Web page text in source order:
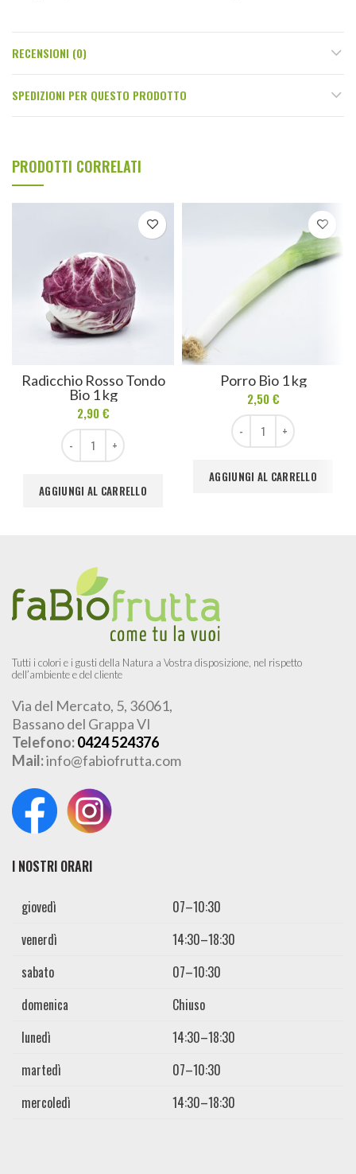
RECENSIONI (0)
SPEDIZIONI PER QUESTO PRODOTTO
PRODOTTI CORRELATI
Radicchio Rosso Tondo
Bio 1 kg
2,90€
Radicchio Rosso Tondo Bio 1 kg quantità
AGGIUNGI AL CARRELLO
Porro Bio 1 kg
2,50€
Porro Bio 1 kg quantità
AGGIUNGI AL CARRELLO
Tutti i colori e i gusti della Natura a Vostra disposizione, nel rispetto
dell’ambiente e del cliente
Via del Mercato, 5, 36061,
Bassano del Grappa VI
Telefono:0424 524376
Mail:info@fabiofrutta.com
I NOSTRI ORARI
giovedì
07–10:30
venerdì
14:30–18:30
sabato
07–10:30
domenica
Chiuso
lunedì
14:30–18:30
martedì
07–10:30
mercoledì
14:30–18:30